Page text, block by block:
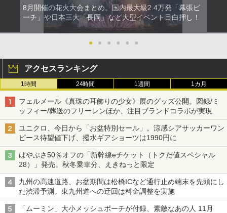
8月開催の花火大会まとめ。国内最大級2.4万発「幕張ビ
ーチ」や日本三大「長岡」など大型イベント目白押し！
● ● ● ● ● ●
アクセスランキング
1時間 24時間 1週間 1カ月
フェルメール《真珠の耳飾りの少女》展のグッズ公開。図録/ミ
ッフィー/葬送のフリーレンほか、注目ブランドコラボが実現
ユニクロ、今日から「お盆特別セール」。涼感シアサッカーワン
ピース待望値下げ、撥水ギアショーツは1990円に
はやぶさ50％オフの「新幹線eチケット（トクだ値スペシャル
28）」発売。秋冬乗車分、えきねっと限定
九州の高速道路、お盆期間は松橋ICなど通行止め端末を先頭にし
た渋滞予測。東九州道への迂回は料金調整を実施
「ムーミン」大小メッシュポーチが付録、素敵なあの人 11月